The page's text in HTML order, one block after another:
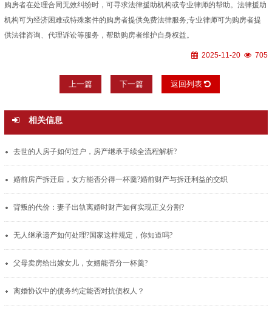
购房者在处理合同无效纠纷时，可寻求法律援助机构或专业律师的帮助。法律援助
机构可为经济困难或特殊案件的购房者提供免费法律服务;专业律师可为购房者提
供法律咨询、代理诉讼等服务，帮助购房者维护自身权益。
2025-11-20 705
上一篇 下一篇 返回列表
相关信息
去世的人房子如何过户，房产继承手续全流程解析?
婚前房产拆迁后，女方能否分得一杯羹?婚前财产与拆迁利益的交织
背叛的代价：妻子出轨离婚时财产如何实现正义分割?
无人继承遗产如何处理?国家这样规定，你知道吗?
父母卖房给出嫁女儿，女婿能否分一杯羹?
离婚协议中的债务约定能否对抗债权人？